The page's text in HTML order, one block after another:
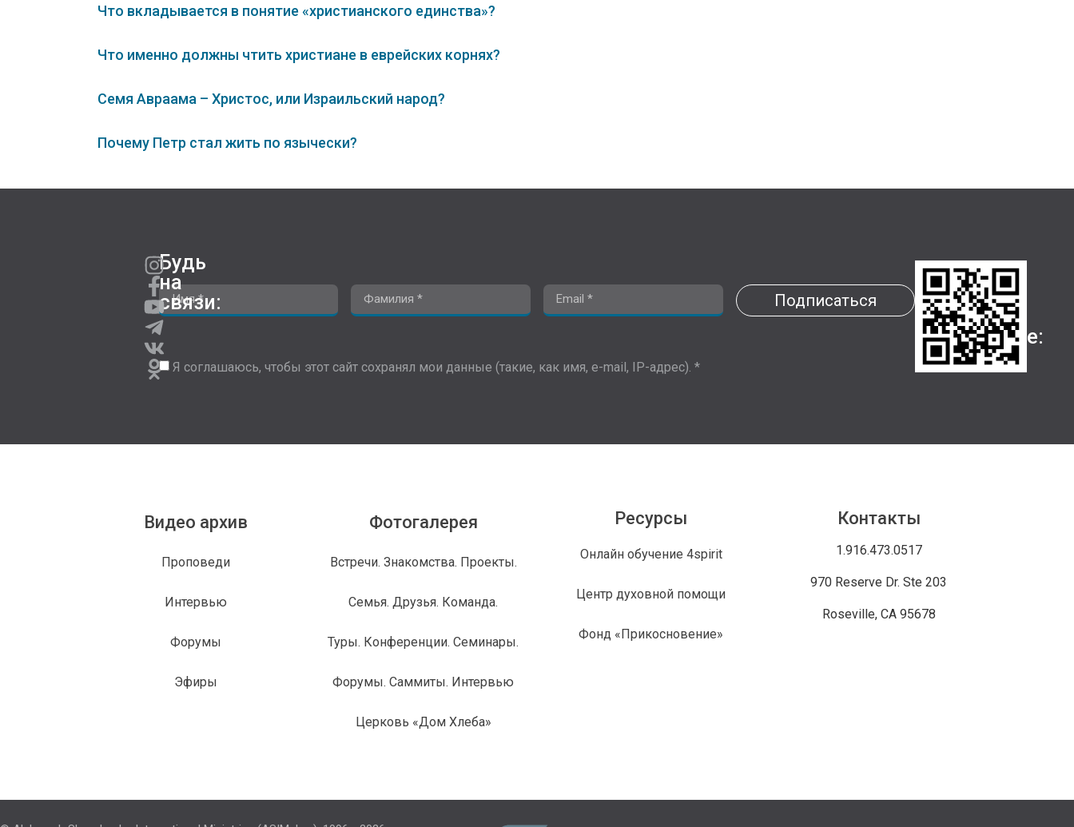
Что вкладывается в понятие «христианского единства»?
Что именно должны чтить христиане в еврейских корнях?
Семя Авраама – Христос, или Израильский народ?
Почему Петр стал жить по язычески?
Будь
на
связи:
Я соглашаюсь, чтобы этот сайт сохранял мои данные (такие, как имя, e-mail, IP-адрес). *
Подписаться
Установи
наше
приложение:
Видео архив
Проповеди
Интервью
Форумы
Эфиры
Фотогалерея
Встречи. Знакомства. Проекты.
Семья. Друзья. Команда.
Туры. Конференции. Семинары.
Форумы. Саммиты. Интервью
Церковь «Дом Хлеба»
Ресурсы
Онлайн обучение 4spirit
Центр духовной помощи
Фонд «Прикосновение»
Контакты
1.916.473.0517
970 Reserve Dr. Ste 203
Roseville, CA 95678